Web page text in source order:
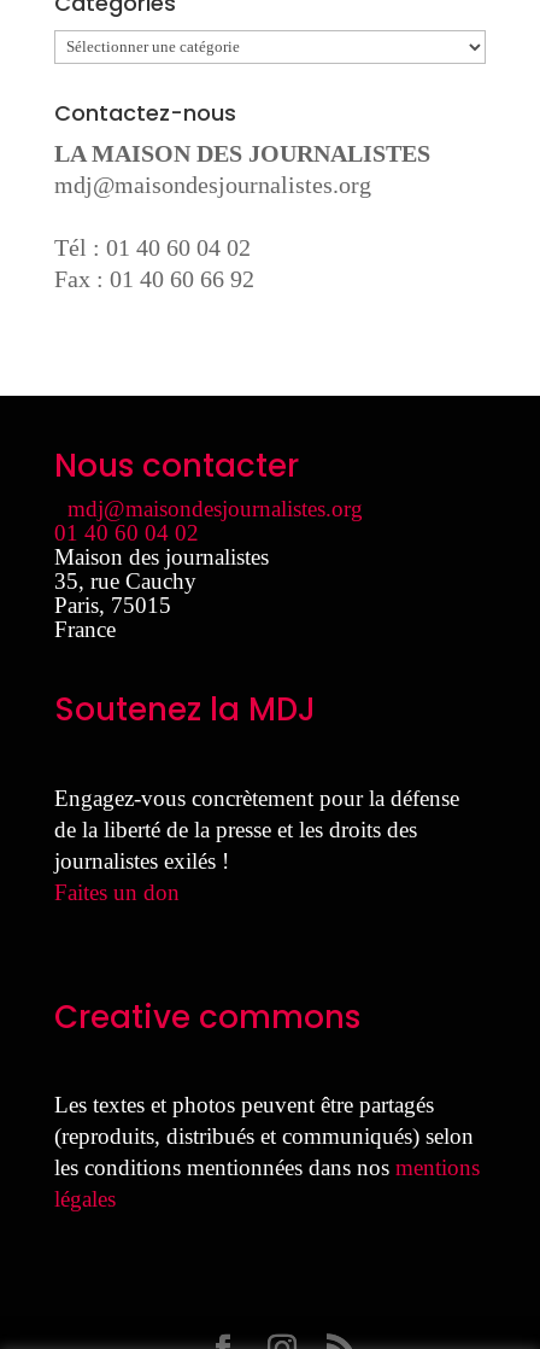
Catégories
Contactez-nous
LA MAISON DES JOURNALISTES
mdj@maisondesjournalistes.org
Tél : 01 40 60 04 02
Fax : 01 40 60 66 92
Nous contacter
mdj@maisondesjournalistes.org
01 40 60 04 02
Maison des journalistes
35, rue Cauchy
Paris, 75015
France
Soutenez la MDJ
Engagez-vous concrètement pour la défense
de la liberté de la presse et les droits des
journalistes exilés !
Faites un don
Creative commons
Les textes et photos peuvent être partagés
(reproduits, distribués et communiqués) selon
les conditions mentionnées dans nos mentions
légales